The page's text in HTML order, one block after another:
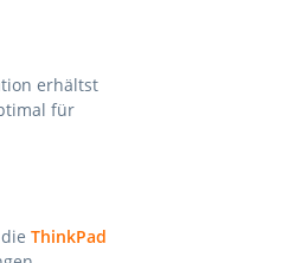
erhältst
für
ThinkPad